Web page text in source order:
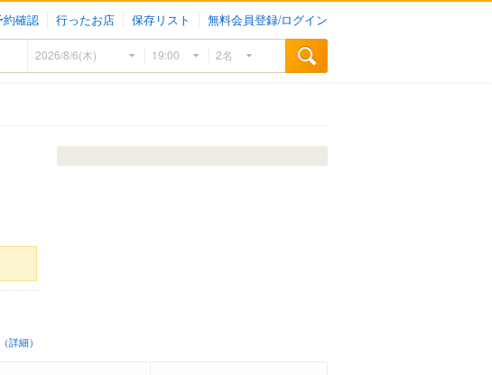
約確認 行ったお店 保存リスト 無料会員登録/ログイン
詳細）